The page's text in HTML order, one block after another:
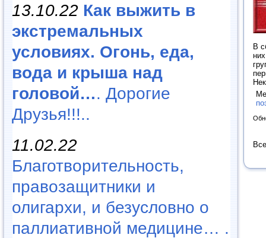
13.10.22 Как выжить в
экстремальных
условиях. Огонь, еда,
вода и крыша над
головой…. Дорогие
Друзья!!!..
11.02.22
Благотворительность,
правозащитники и
олигархи, и безусловно о
паллиативной медицине… .
В